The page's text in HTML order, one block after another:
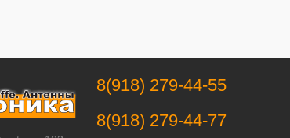
8(918) 279-44-55
8(918) 279-44-77